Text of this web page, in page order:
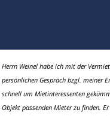
Herrn Weinel habe ich mit der
persönlichen Gespräch bzgl. meiner
schnell um Mietinteressenten
Objekt passenden Mieter zu finden.